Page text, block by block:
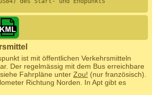
ist mit öffentlichen Verkehrsmitteln
Der regelmässig mit dem Bus erreichbare
Fahrpläne unter Zou! (nur französisch).
Richtung Norden. In Apt gibt es